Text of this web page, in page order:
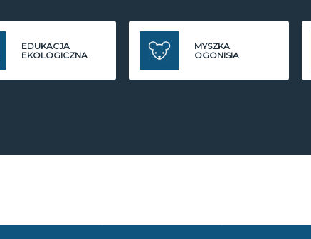
EDUKACJA
EKOLOGICZNA
MYSZKA
OGONISIA